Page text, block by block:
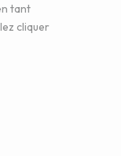
tant
cliquer